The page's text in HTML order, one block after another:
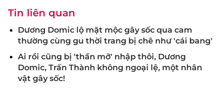
Tin liên quan
Dương Domic lộ mặt mộc gây sốc qua cam
thường cùng gu thời trang bị chê như 'cái bang'
Ai rồi cũng bị 'thần mỡ' nhập thôi, Dương
Domic, Trấn Thành không ngoại lệ, một nhân
vật gây sốc!